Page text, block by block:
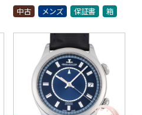
中古 メンズ 保証書 箱